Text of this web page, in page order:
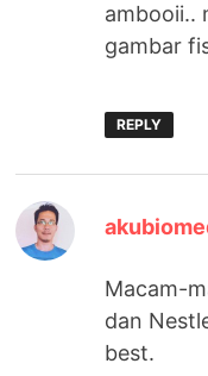
ambooii..
gambar
REPLY
Macam-
dan
best.